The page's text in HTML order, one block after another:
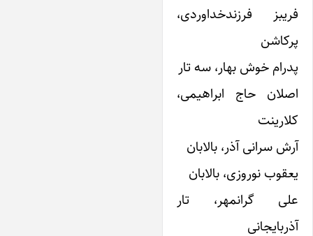
فرزندخداوردی،
خوش بهار، سه تار
حاج ابراهیمی،
سرانی آذر، بالابان
نوروزی، بالابان
گرانمهر، تار